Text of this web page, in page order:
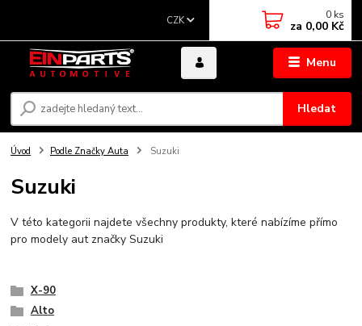
Menu
CZK
Hledat
0 ks
za 0,00 Kč
Úvod Podle Značky Auta Suzuki
Suzuki
V této kategorii najdete všechny produkty, které nabízíme přímo
pro modely aut značky Suzuki
X-90
Alto